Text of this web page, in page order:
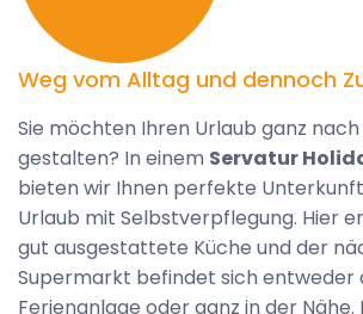
Weg vom Alltag und dennoch
Sie möchten Ihren Urlaub ganz
gestalten? In einem Servatur
bieten wir Ihnen perfekte
Urlaub mit Selbstverpflegung. Hier
gut ausgestattete Küche und der
Supermarkt befindet sich entweder
Ferienanlage oder ganz in der